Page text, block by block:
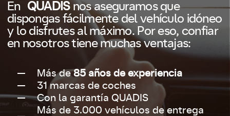
En QUADISnos aseguramos que
dispongas fácilmente del vehículo idóneo
y lo disfrutes al máximo. Por eso, confiar
en nosotros tiene muchas ventajas:
Más de85 años de experiencia
31 marcas de coches
Con la garantía QUADIS
Más de 3.000 vehículos de entrega